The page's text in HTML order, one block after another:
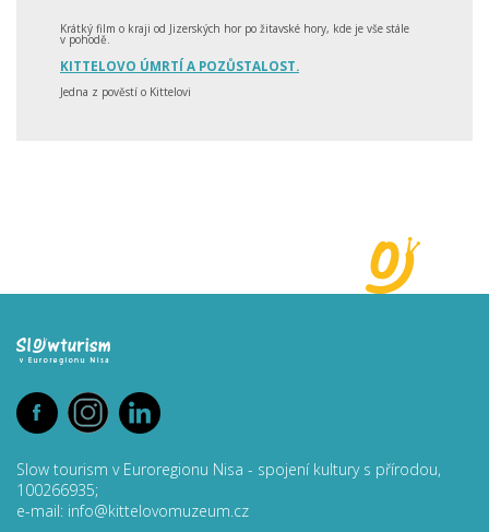
Krátký film o kraji od Jizerských hor po žitavské hory, kde je vše stále
v pohodě.
KITTELOVO ÚMRTÍ A POZŮSTALOST.
Jedna z pověstí o Kittelovi
Slow tourism v Euroregionu Nisa - spojení kultury s přírodou,
100266935;
e-mail: info@kittelovomuzeum.cz